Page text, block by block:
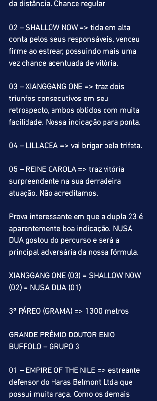
da distância. Chance regular.
02 – SHALLOW NOW => tida em alta
conta pelos seus responsáveis, venceu
firme ao estrear, possuindo mais uma
vez chance acentuada de vitória.
03 – XIANGGANG ONE => traz dois
triunfos consecutivos em seu
retrospecto, ambos obtidos com muita
facilidade. Nossa indicação para ponta.
04 – LILLACEA => vai brigar pela trifeta.
05 – REINE CAROLA => traz vitória
surpreendente na sua derradeira
atuação. Não acreditamos.
Prova interessante em que a dupla 23 é
aparentemente boa indicação. NUSA
DUA gostou do percurso e será a
principal adversária da nossa fórmula.
XIANGGANG ONE (03) = SHALLOW NOW
(02) = NUSA DUA (01)
3º PÁREO (GRAMA) => 1300 metros
GRANDE PRÊMIO DOUTOR ENIO
BUFFOLO – GRUPO 3
01 – EMPIRE OF THE NILE => estreante
defensor do Haras Belmont Ltda que
possui muita raça. Como os demais